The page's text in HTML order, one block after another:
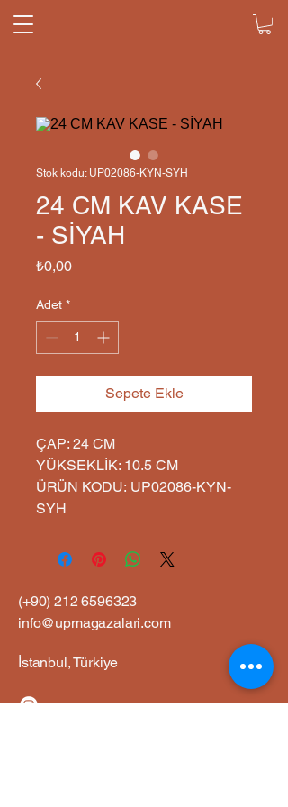
Stok kodu: UP02086-KYN-SYH
24 CM KAV KASE
- SİYAH
₺0,00Fiyat
Adet *
Sepete Ekle
ÇAP: 24 CM
YÜKSEKLİK: 10.5 CM
ÜRÜN KODU: UP02086-KYN-
SYH
(+90)212 6596323
info@upmagazalari.com
İstanbul, Türkiye